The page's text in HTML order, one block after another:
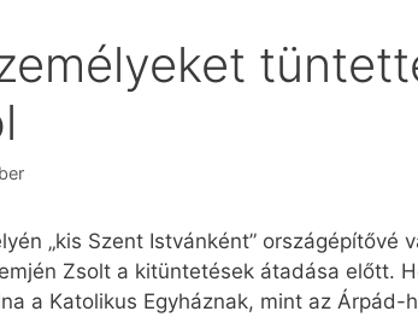
„kis Szent Istvánként”
Zsolt a kitüntetések átadása előtt.
a Katolikus Egyháznak, mint az